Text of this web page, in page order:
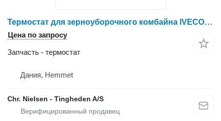
Термостат для зерноуборочного комбайна IVECO 8361 SRE 11
Цена по запросу
Запчасть - термостат
Дания, Hemmet
Chr. Nielsen - Tingheden A/S